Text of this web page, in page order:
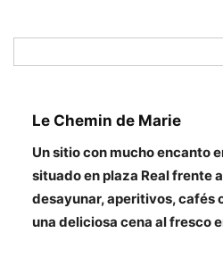
Le Chemin de Marie
Un sitio con mucho encanto
situado en plaza Real frente
desayunar, aperitivos, cafés
una deliciosa cena al fresco